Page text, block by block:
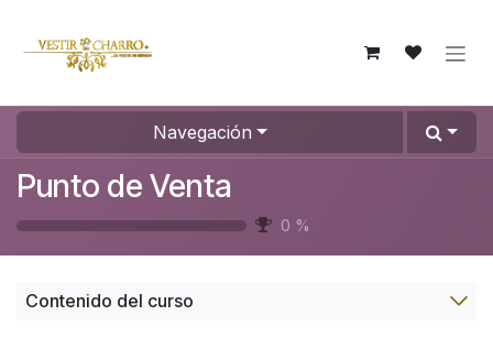
Navegación
Punto de Venta
0 %
Contenido del curso